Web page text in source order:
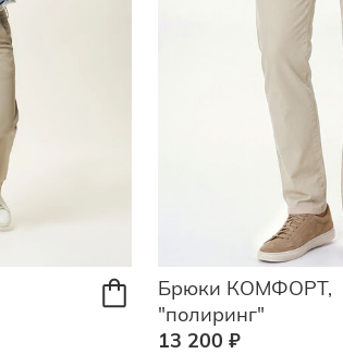
Брюки КОМФОРТ,
"полиринг"
13 200 ₽